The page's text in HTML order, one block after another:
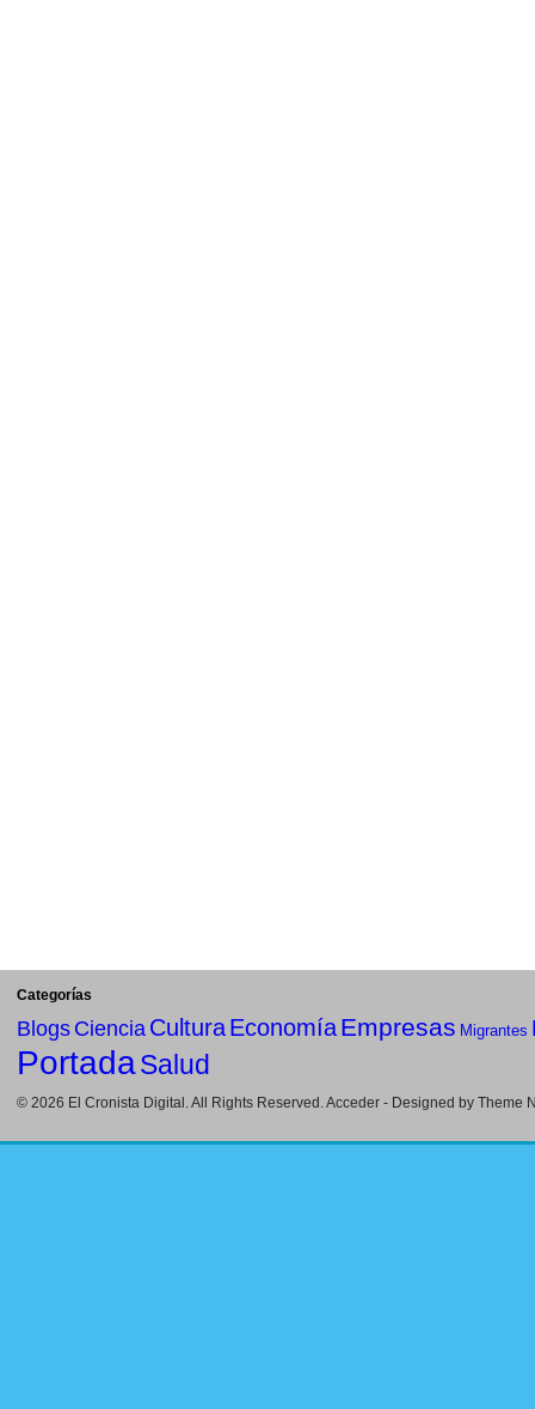
Categorías
BlogsCiencia CulturaEconomíaEmpresas Migrantes
PortadaSalud
© 2026 El Cronista Digital . All Rights Reserved.Acceder - Designed by Theme